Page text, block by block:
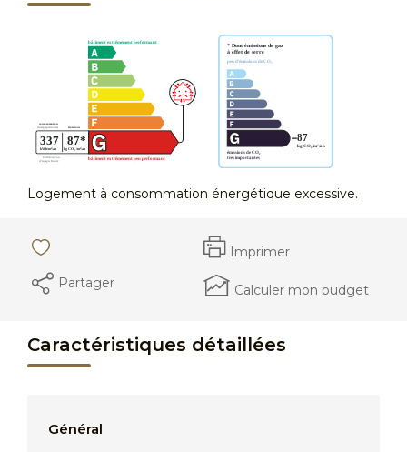
Logement à consommation énergétique excessive.
Imprimer
Partager
Calculer mon budget
Caractéristiques détaillées
Général